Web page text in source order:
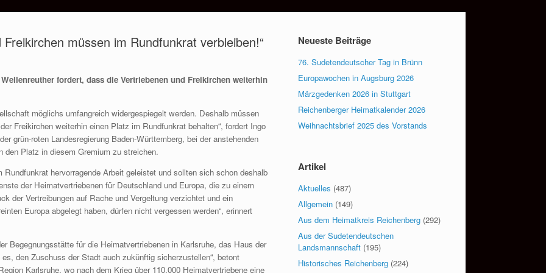
müssen im Rundfunkrat verbleiben!“
fordert, dass die Vertriebenen und Freikirchen weiterhin
möglichs umfangreich widergespiegelt werden. Deshalb müssen
Freikirchen weiterhin einen Platz im Rundfunkrat behalten“, fordert Ingo
grün-roten Landesregierung Baden-Württemberg, bei der anstehenden
den Platz in diesem Gremium zu streichen.
Rundfunkrat hervorragende Arbeit geleistet und sollten sich schon deshalb
der Heimatvertriebenen für Deutschland und Europa, die zu einem
der Vertreibungen auf Rache und Vergeltung verzichtet und ein
Europa abgelegt haben, dürfen nicht vergessen werden“, erinnert
Begegnungsstätte für die Heimatvertriebenen in Karlsruhe, das Haus der
den Zuschuss der Stadt auch zukünftig sicherzustellen“, betont
Karlsruhe, wo nach dem Krieg über 110.000 Heimatvertriebene eine
Neueste Beiträge
76. Sudetendeutscher Tag in Brünn
Europawochen in Augsburg 2026
Märzgedenken 2026 in Stuttgart
Reichenberger Heimatkalender 2026
Weihnachtsbrief 2025 des Vorstands
Artikel
Aktuelles (487)
Allgemein (149)
Aus dem Heimatkreis Reichenberg (292)
Aus der Sudetendeutschen
Landsmannschaft (195)
Historisches Reichenberg (224)